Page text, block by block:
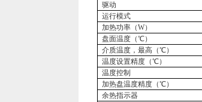
驱动
运行模式
加热功率（W）
盘面温度（℃）
介质温度，最高（℃）
温度设置精度（℃）
温度控制
加热盘温度精度（℃）
余热指示器